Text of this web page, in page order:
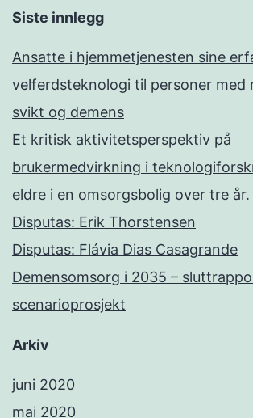
Siste innlegg
Ansatte i hjemmetjenesten sine
velferdsteknologi til personer med
svikt og demens
Et kritisk aktivitetsperspektiv på
brukermedvirkning i
eldre i en omsorgsbolig over tre år.
Disputas: Erik Thorstensen
Disputas: Flávia Dias Casagrande
Demensomsorg i 2035 –
scenarioprosjekt
Arkiv
juni 2020
mai 2020